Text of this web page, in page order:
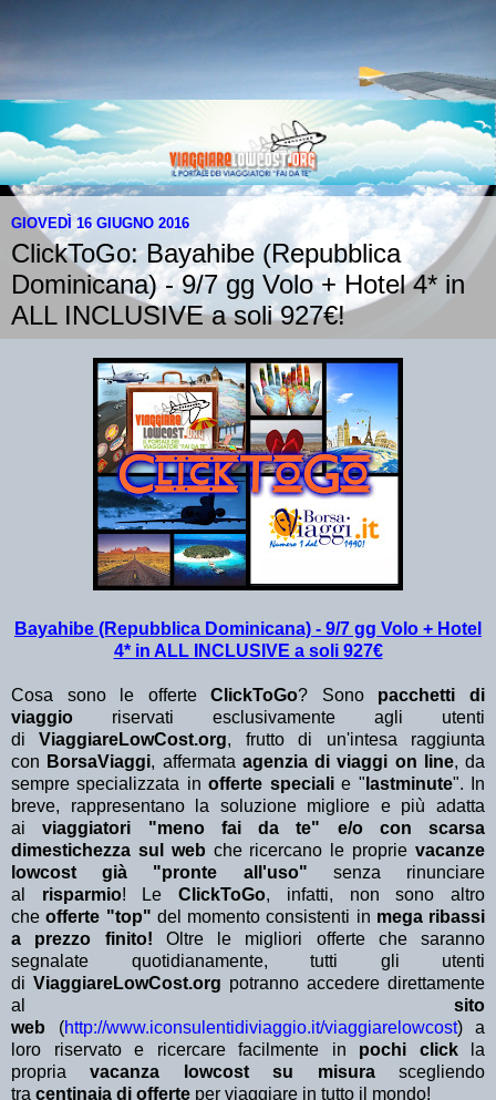
GIOVEDÌ 16 GIUGNO 2016
ClickToGo: Bayahibe (Repubblica
Dominicana) - 9/7 gg Volo + Hotel 4* in
ALL INCLUSIVE a soli 927€!
Bayahibe (Repubblica Dominicana) - 9/7 gg Volo + Hotel
4* in ALL INCLUSIVE a soli 927€
Cosa sono le offerteClickToGo? Sono pacchetti di
viaggio riservati esclusivamente agli utenti
diViaggiareLowCost.org, frutto di un'intesa raggiunta
con BorsaViaggi, affermata agenzia di viaggi on line, da
sempre specializzata in offerte specialie " lastminute". In
breve, rappresentano la soluzione migliore e più adatta
aiviaggiatori "meno fai da te" e/o con scarsa
dimestichezza sul web che ricercano le proprievacanze
lowcost già "pronte all'uso" senza rinunciare
al risparmio! LeClickToGo, infatti, non sono altro
cheofferte "top" del momento consistenti in mega ribassi
a prezzo finito! Oltre le migliori offerte che saranno
segnalate quotidianamente, tutti gli utenti
di ViaggiareLowCost.org potranno accedere direttamente
al sito
web (http://www.iconsulentidiviaggio.it/viaggiarelowcost) a
loro riservato e ricercare facilmente in pochi clickla
propriavacanza lowcost su misurascegliendo
tra centinaia di offerte per viaggiare in tutto il mondo!